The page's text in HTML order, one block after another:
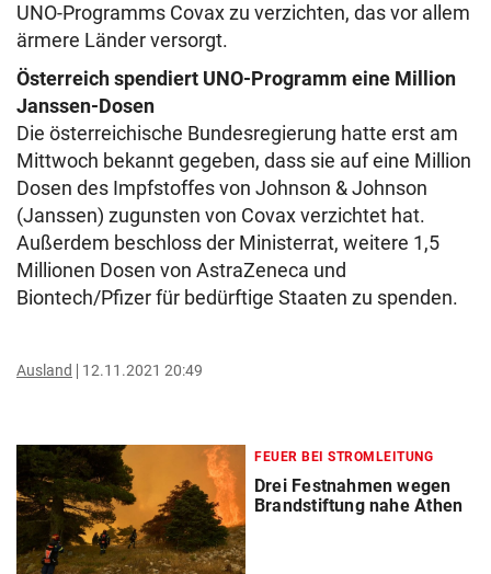
UNO-Programms Covax zu verzichten, das vor allem
ärmere Länder versorgt.
Österreich spendiert UNO-Programm eine Million
Janssen-Dosen
Die österreichische Bundesregierung hatte erst am
Mittwoch bekannt gegeben, dass sie auf eine Million
Dosen des Impfstoffes von Johnson & Johnson
(Janssen) zugunsten von Covax verzichtet hat.
Außerdem beschloss der Ministerrat, weitere 1,5
Millionen Dosen von AstraZeneca und
Biontech/Pfizer für bedürftige Staaten zu spenden.
Ausland 12.11.2021 20:49
FEUER BEI STROMLEITUNG
Drei Festnahmen wegen
Brandstiftung nahe Athen